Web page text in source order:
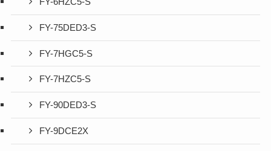
FY-75DED3-S
FY-7HGC5-S
FY-7HZC5-S
FY-90DED3-S
FY-9DCE2X